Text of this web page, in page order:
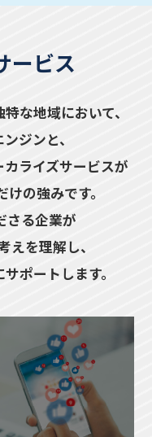
ービス
な地域において、
ジンと、
ライズサービスが
の強みです。
さる企業が
えを理解し、
ポートします。